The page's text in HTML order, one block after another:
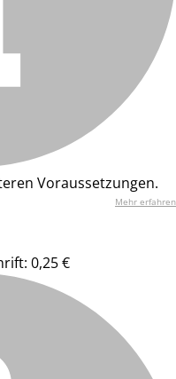
Voraussetzungen.
Mehr erfahren
0,25 €